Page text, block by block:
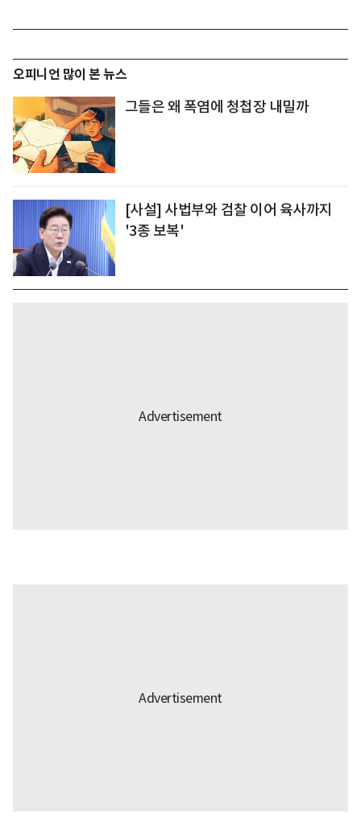
오피니언 많이 본 뉴스
그들은 왜 폭염에 청첩장 내밀까
[사설] 사법부와 검찰 이어 육사까지
'3종 보복'